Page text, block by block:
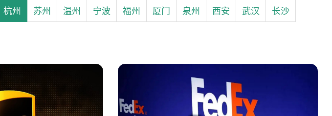
杭州 苏州 温州 宁波 福州 厦门 泉州 西安 武汉
长沙